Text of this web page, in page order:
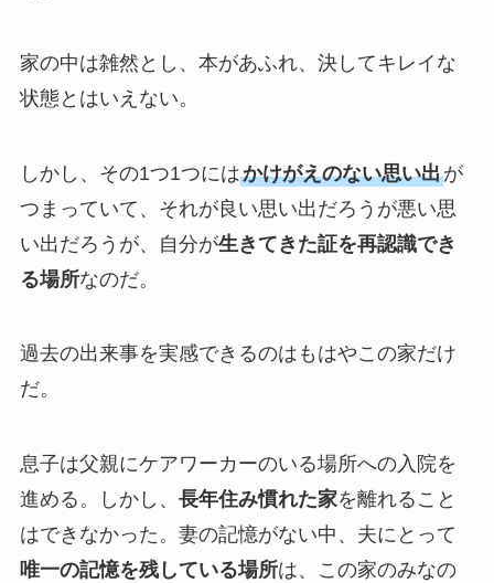
家の中は雑然とし、本があふれ、決してキレイな
状態とはいえない。
しかし、その1つ1つにはかけがえのない思い出が
つまっていて、それが良い思い出だろうが悪い思
い出だろうが、自分が生きてきた証を再認識でき
る場所なのだ。
過去の出来事を実感できるのはもはやこの家だけ
だ。
息子は父親にケアワーカーのいる場所への入院を
進める。しかし、 長年住み慣れた家を離れること
はできなかった。妻の記憶がない中、夫にとって
唯一の記憶を残している場所は、この家のみなの